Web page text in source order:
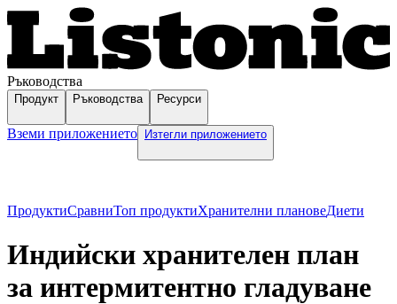
Ръководства
Продукт Ръководства Ресурси
Вземи приложението Изтегли приложението
ПродуктиСравниТоп продуктиХранителни плановеДиети
Индийски хранителен план
за интермитентно гладуване